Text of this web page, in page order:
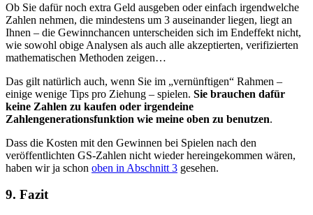
Ob Sie dafür noch extra Geld ausgeben oder einfach irgendwelche
Zahlen nehmen, die mindestens um 3 auseinander liegen, liegt an
Ihnen – die Gewinnchancen unterscheiden sich im Endeffekt nicht,
wie sowohl obige Analysen als auch alle akzeptierten, verifizierten
mathematischen Methoden zeigen…
Das gilt natürlich auch, wenn Sie im „vernünftigen“ Rahmen –
einige wenige Tips pro Ziehung – spielen. Sie brauchen dafür
keine Zahlen zu kaufen oder irgendeine
Zahlengenerationsfunktion wie meine oben zu benutzen.
Dass die Kosten mit den Gewinnen bei Spielen nach den
veröffentlichten GS-Zahlen nicht wieder hereingekommen wären,
haben wir ja schon oben in Abschnitt 3 gesehen.
9. Fazit